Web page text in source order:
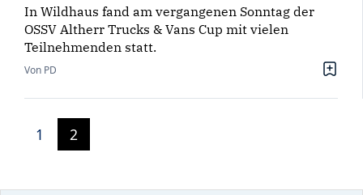
In Wildhaus fand am vergangenen Sonntag der
OSSV Altherr Trucks & Vans Cup mit vielen
Teilnehmenden statt.
Von PD
1 2